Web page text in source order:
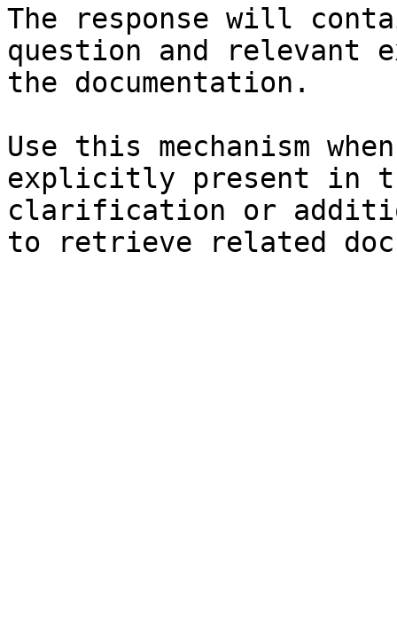
The response will
question and relevant
the documentation.
Use this mechanism
explicitly present in
clarification or